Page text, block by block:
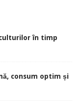
în timp
consum optim și